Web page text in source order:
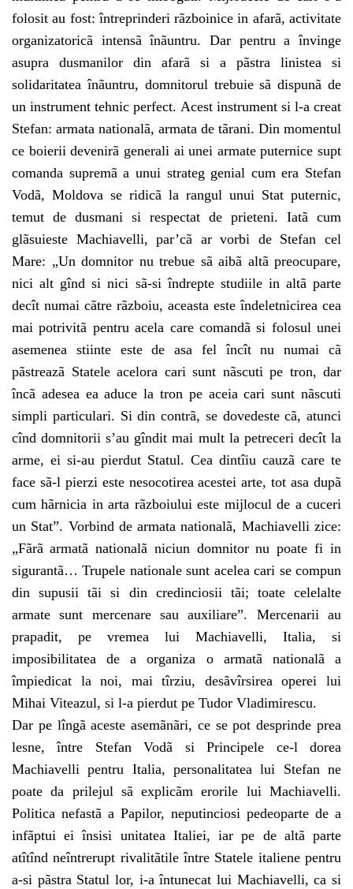
folosit au fost: întreprinderi rãzboinice in afarã, activitate
organizatoricã intensã înãuntru. Dar pentru a învinge
asupra dusmanilor din afarã si a pãstra linistea si
solidaritatea înãuntru, domnitorul trebuie sã dispunã de
un instrument tehnic perfect. Acest instrument si l-a creat
Stefan: armata nationalã, armata de tãrani. Din momentul
ce boierii devenirã generali ai unei armate puternice supt
comanda supremã a unui strateg genial cum era Stefan
Vodã, Moldova se ridicã la rangul unui Stat puternic,
temut de dusmani si respectat de prieteni. Iatã cum
glãsuieste Machiavelli, par’cã ar vorbi de Stefan cel
Mare: „Un domnitor nu trebue sã aibã altã preocupare,
nici alt gînd si nici sã-si îndrepte studiile in altã parte
decît numai cãtre rãzboiu, aceasta este îndeletnicirea cea
mai potrivitã pentru acela care comandã si folosul unei
asemenea stiinte este de asa fel încît nu numai cã
pãstreazã Statele acelora cari sunt nãscuti pe tron, dar
încã adesea ea aduce la tron pe aceia cari sunt nãscuti
simpli particulari. Si din contrã, se dovedeste cã, atunci
cînd domnitorii s’au gîndit mai mult la petreceri decît la
arme, ei si-au pierdut Statul. Cea dintîiu cauzã care te
face sã-l pierzi este nesocotirea acestei arte, tot asa dupã
cum hãrnicia in arta rãzboiului este mijlocul de a cuceri
un Stat”. Vorbind de armata nationalã, Machiavelli zice:
„Fãrã armatã nationalã niciun domnitor nu poate fi in
sigurantã… Trupele nationale sunt acelea cari se compun
din supusii tãi si din credinciosii tãi; toate celelalte
armate sunt mercenare sau auxiliare”. Mercenarii au
prapadit, pe vremea lui Machiavelli, Italia, si
imposibilitatea de a organiza o armatã nationalã a
împiedicat la noi, mai tîrziu, desãvîrsirea operei lui
Mihai Viteazul, si l-a pierdut pe Tudor Vladimirescu.
Dar pe lîngã aceste asemãnãri, ce se pot desprinde prea
lesne, între Stefan Vodã si Principele ce-l dorea
Machiavelli pentru Italia, personalitatea lui Stefan ne
poate da prilejul sã explicãm erorile lui Machiavelli.
Politica nefastã a Papilor, neputinciosi pedeoparte de a
infãptui ei însisi unitatea Italiei, iar pe de altã parte
atîtînd neîntrerupt rivalitãtile între Statele italiene pentru
a-si pãstra Statul lor, i-a întunecat lui Machiavelli, ca si